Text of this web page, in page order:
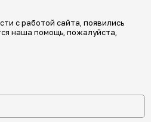
с работой сайта, появились
наша помощь, пожалуйста,